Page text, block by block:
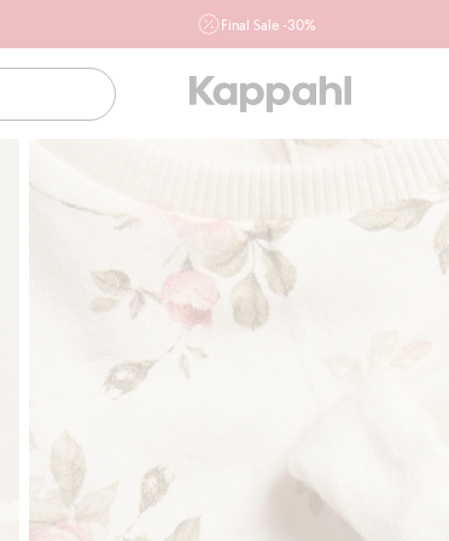
Final Sale -30%
ofertę, również z działu outlet do 10.8 w sklepach Kappahl i
Newbie oraz na kappahl.com. Ofert nie łączymy
Mężczyzna
Dziecko